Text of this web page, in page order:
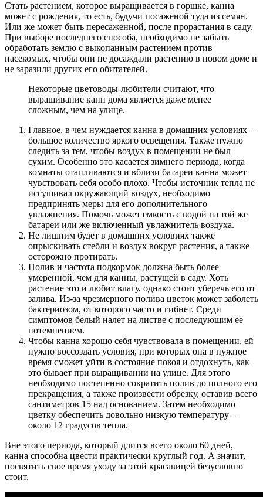
Стать растением, которое выращивается в горшке, канна
может с рождения, то есть, будучи посаженой туда из семян.
Или же может быть пересаженной, после прорастания в саду.
При выборе последнего способа, необходимо не забыть
обработать землю с выкопанным растением против
насекомых, чтобы они не досаждали растению в новом доме и
не заразили других его обитателей.
Некоторые цветоводы-любители считают, что
выращивание канн дома является даже менее
сложным, чем на улице.
Главное, в чем нуждается канна в домашних условиях –
большое количество яркого освещения. Также нужно
следить за тем, чтобы воздух в помещении не был
сухим. Особенно это касается зимнего периода, когда
комнаты отапливаются и вблизи батареи канна может
чувствовать себя особо плохо. Чтобы источник тепла не
иссушивал окружающий воздух, необходимо
предпринять меры для его дополнительного
увлажнения. Помочь может емкость с водой на той же
батареи или же включенный увлажнитель воздуха.
Не лишним будет в домашних условиях также
опрыскивать стебли и воздух вокруг растения, а также
осторожно протирать.
Полив и частота подкормок должна быть более
умеренной, чем для канны, растущей в саду. Хоть
растение это и любит влагу, однако стоит уберечь его от
залива. Из-за чрезмерного полива цветок может заболеть
бактериозом, от которого часто и гибнет. Среди
симптомов белый налет на листве с последующим ее
потемнением.
Чтобы канна хорошо себя чувствовала в помещении, ей
нужно воссоздать условия, при которых она в нужное
время сможет уйти в состояние покоя и отдохнуть, как
это бывает при выращивании на улице. Для этого
необходимо постепенно сократить полив до полного его
прекращения, а также произвести обрезку, оставив всего
сантиметров 15 над основанием. Затем необходимо
цветку обеспечить довольно низкую температуру –
около 12 градусов тепла.
Вне этого периода, который длится всего около 60 дней,
канна способна цвести практически круглый год. А значит,
посвятить свое время уходу за этой красавицей безусловно
стоит.